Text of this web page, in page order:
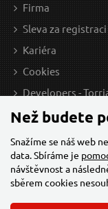
Gumy
Firma
Sleva za registraci
Kariéra
Cookies
Developers -
Než budete
Snažíme se náš web
data. Sbíráme je
návštěvnost a
sběrem cookies